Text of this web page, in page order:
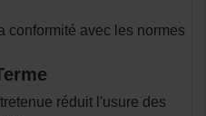
conformité avec les normes
réduit l'usure des